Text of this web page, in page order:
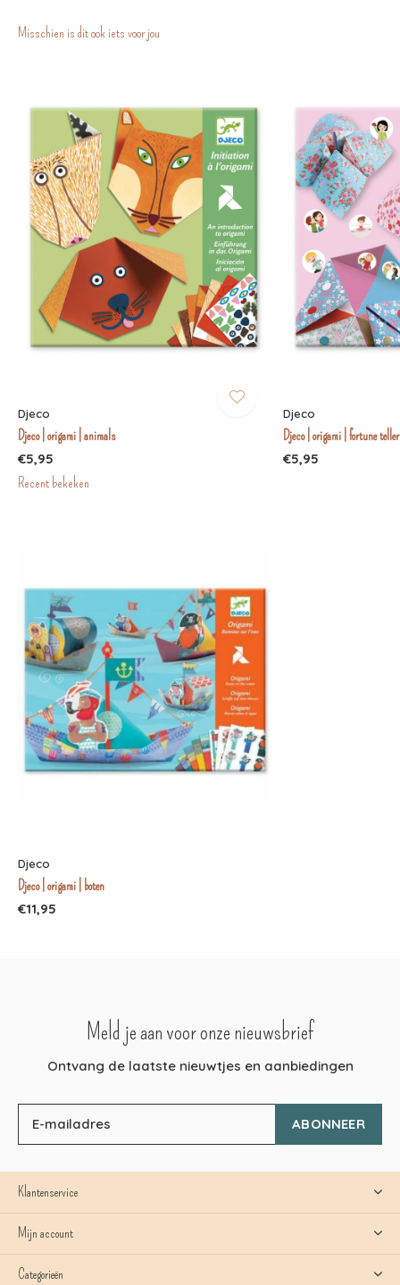
Misschien is dit ook iets voor jou
Djeco
Djeco | origami | animals
€5,95
Djeco
Djeco | origami | fortune
€5,95
Recent bekeken
Djeco
Djeco | origami | boten
€11,95
Meld je aan voor onze nieuwsbrief
Ontvang de laatste nieuwtjes en aanbiedingen
ABONNEER
Klantenservice
Mijn account
Categorieën